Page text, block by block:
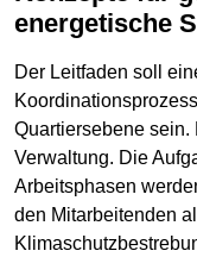
energetische
Der Leitfaden soll
Quartiersebene sein.
Verwaltung. Die
Arbeitsphasen
den Mitarbeitenden